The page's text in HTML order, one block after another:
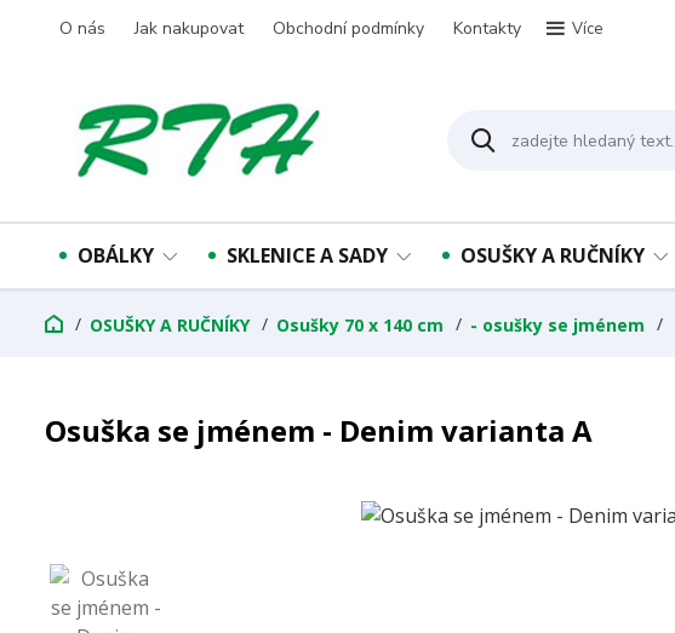
O nás Jak nakupovat Obchodní podmínky Kontakty Více
OBÁLKY SKLENICE A SADY OSUŠKY A RUČNÍKY
OSUŠKY A RUČNÍKY Osušky 70 x 140 cm - osušky se jménem
Osuška se jménem - Denim varianta A